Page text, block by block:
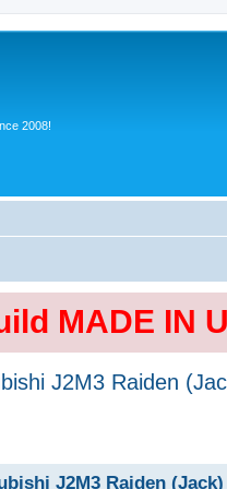
2008!
MADE IN
J2M3 Raiden
J2M3 Raiden (Jack)